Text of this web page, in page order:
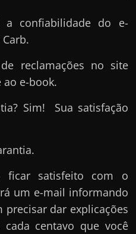
a confiabilidade do e-
reclamações no site
ao e-book.
Sim! Sua satisfação
ficar satisfeito com o
um e-mail informando
precisar dar explicações
centavo que você